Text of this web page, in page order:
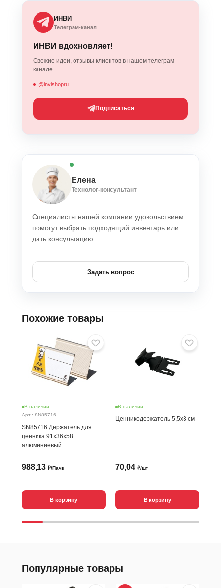
ИНВИ
Телеграм-канал
ИНВИ вдохновляет!
Свежие идеи, отзывы клиентов в нашем телеграм-
канале
@invishopru
Подписаться
Елена
Технолог-консультант
Специалисты нашей компании удовольствием
помогут выбрать подходящий инвентарь или
дать консультацию
Задать вопрос
Похожие товары
В наличии
Арт.: SN85716
SN85716 Держатель для
ценника 91х36х58
алюминиевый
988,13 ₽/Пачк
В корзину
В наличии
Ценникодержатель 5,5х3 см
70,04 ₽/шт
В корзину
Популярные товары